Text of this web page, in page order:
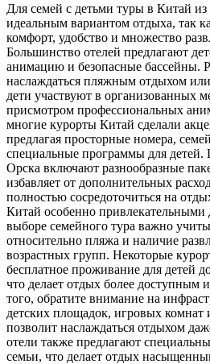
Для семей с детьми туры в Китай из
идеальным вариантом отдыха, так
комфорт, удобство и множество
Большинство отелей предлагают
анимацию и безопасные бассейны.
наслаждаться пляжным отдыхом
дети участвуют в организованных
присмотром профессиональных
многие курорты Китай сделали
предлагая просторные номера,
специальные программы для
Орска включают разнообразные
избавляет от дополнительных
полностью сосредоточиться на
Китай особенно привлекательными
выборе семейного тура важно
относительно пляжа и наличие
возрастных групп. Некоторые
бесплатное проживание для детей
что делает отдых более
того, обратите внимание на
детских площадок, игровых комнат
позволит наслаждаться отдыхом
отели также предлагают
семьи, что делает отдых